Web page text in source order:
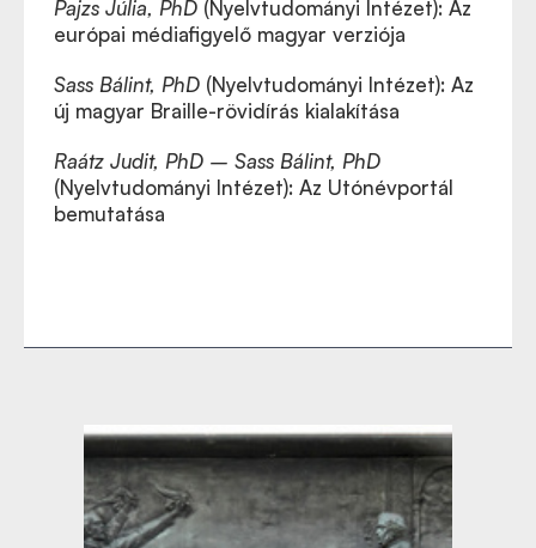
Pajzs Júlia, PhD (Nyelvtudományi Intézet): Az
európai médiafigyelő magyar verziója
Sass Bálint, PhD (Nyelvtudományi Intézet): Az
új magyar Braille-rövidírás kialakítása
Raátz Judit, PhD – Sass Bálint, PhD
(Nyelvtudományi Intézet): Az Utónévportál
bemutatása